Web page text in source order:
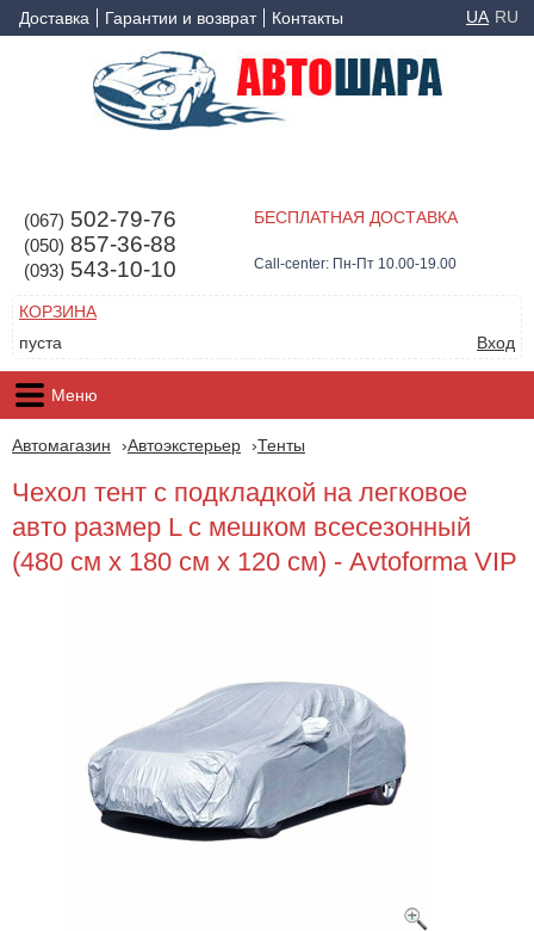
Доставка Гарантии и возврат Контакты UA RU
(067) 502-79-76
(050) 857-36-88
(093) 543-10-10
БЕСПЛАТНАЯ ДОСТАВКА
Call-center: Пн-Пт 10.00-19.00
КОРЗИНА
пуста
Вход
Меню
Автомагазин Автоэкстерьер Тенты
Чехол тент с подкладкой на легковое
авто размер L с мешком всесезонный
(480 см x 180 см x 120 см) - Avtoforma VIP